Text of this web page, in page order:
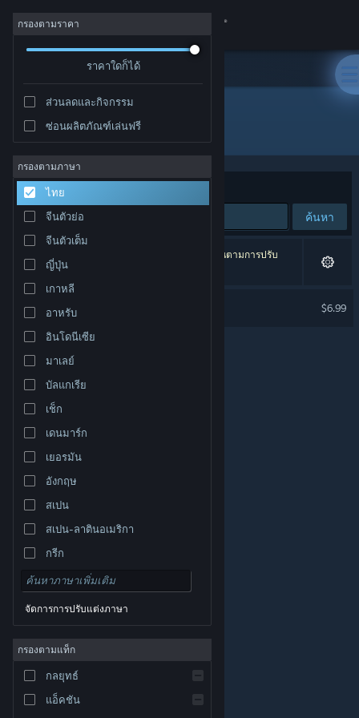
เข้าสู่ระบบ
ชุมชน
เกี่ยวกับ
ฝ่ายสนับสนุน
เปลี่ยนภาษา
รับแอป Steam แบบพกพา
ชมเว็บไซต์สำหรับเดสก์ท็อป
© Valve Corporation สงวนลิขสิทธิ์ เครื่องหมายการค้า
และประเทศอื่น
นโยบายความเป็นส่วนตัว
การช่วยการเข้าถึง|
Steam| การคืนเงิน
กรองตามราคา
ราคาใดก็ได้
ส่วนลดและกิจกรรม
ซ่อนผลิตภัณฑ์เล่นฟรี
กรองตามภาษา
ไทย
จีนตัวย่อ
จีนตัวเต็ม
ญี่ปุ่น
เกาหลี
อาหรับ
อินโดนีเซีย
มาเลย์
บัลแกเรีย
เช็ก
เดนมาร์ก
เยอรมัน
อังกฤษ
สเปน
สเปน-ลาตินอเมริกา
กรีก
จัดการการปรับแต่งภาษา
กรองตามแท็ก
กลยุทธ์
แอ็คชัน
ผู้พัฒนา: SmoothBrainDev
จัดเรียงตาม
ค้นหา
1 ผลลัพธ์ตรงกับที่คุณค้นหา 1 ผลิตภัณฑ์ได้ถูกละเว้นตามการปรับ
แต่งของคุณ
$6.99